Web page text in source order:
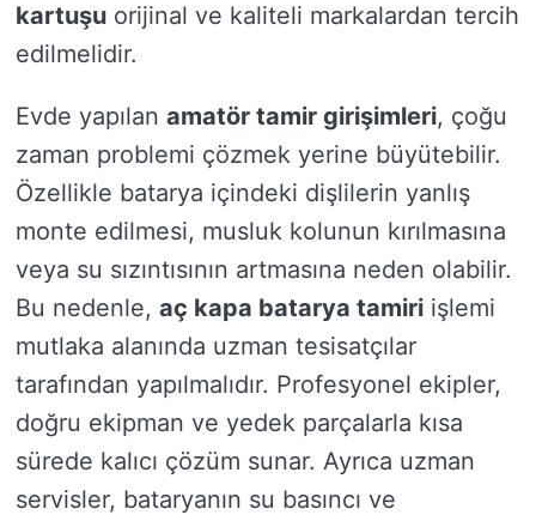
kartuşu orijinal ve kaliteli markalardan tercih
edilmelidir.
Evde yapılan amatör tamir girişimleri, çoğu
zaman problemi çözmek yerine büyütebilir.
Özellikle batarya içindeki dişlilerin yanlış
monte edilmesi, musluk kolunun kırılmasına
veya su sızıntısının artmasına neden olabilir.
Bu nedenle, aç kapa batarya tamiri işlemi
mutlaka alanında uzman tesisatçılar
tarafından yapılmalıdır. Profesyonel ekipler,
doğru ekipman ve yedek parçalarla kısa
sürede kalıcı çözüm sunar. Ayrıca uzman
servisler, bataryanın su basıncı ve